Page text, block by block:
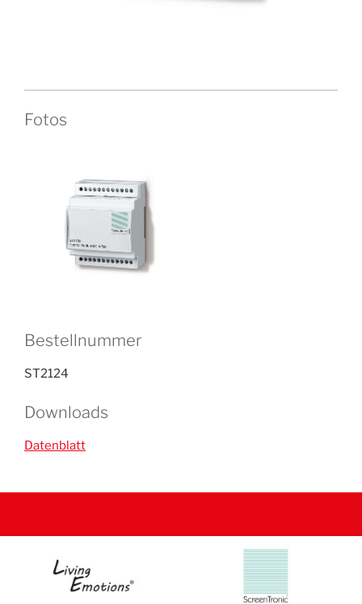
Fotos
Bestellnummer
ST2124
Downloads
Datenblatt